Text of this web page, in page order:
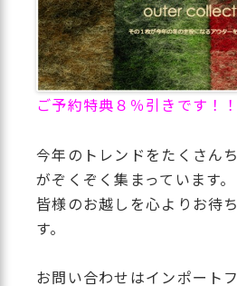
ご予約特典８％引きです！！
今年のトレンドをたくさん
がぞくぞく集まっています。
皆様のお越しを心よりお待
す。
お問い合わせはインポート